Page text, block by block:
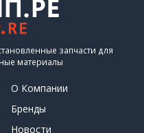
запчасти для
материалы
О Компании
Бренды
Новости